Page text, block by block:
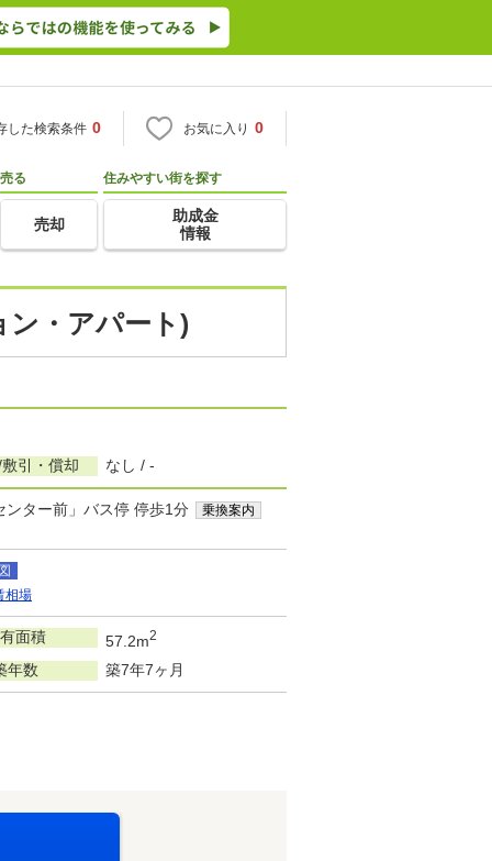
した検索条件 0 お気に入り 0
売る
売却
住みやすい街を探す
助成金
情報
ン・アパート)
引・償却 なし / -
ンター前」バス停 停歩1分
乗換案内
相場
面積 57.2m2
年数 築7年7ヶ月